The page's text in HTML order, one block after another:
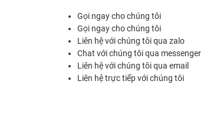
Gọi ngay cho chúng tôi
Gọi ngay cho chúng tôi
Liên hệ với chúng tôi qua zalo
Chat với chúng tôi qua messenger
Liên hệ với chúng tôi qua email
Liên hệ trực tiếp với chúng tôi